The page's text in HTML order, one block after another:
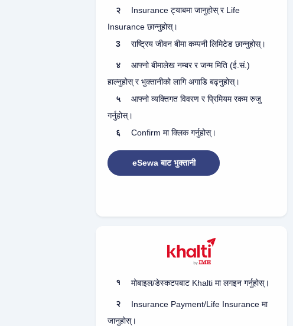
२
Insurance ट्याबमा जानुहोस् र Life
Insurance छान्नुहोस्।
3
राष्ट्रिय जीवन बीमा कम्पनी लिमिटेड छान्नुहोस्।
४
आफ्नो बीमालेख नम्बर र जन्म मिति (ई.सं.)
हाल्नुहोस् र भुक्तानीको लागि अगाडि बढ्नुहोस्।
५
आफ्नो व्यक्तिगत विवरण र प्रिमियम रकम रुजु
गर्नुहोस्।
६
Confirm मा क्लिक गर्नुहोस्।
eSewa बाट भुक्तानी
१ मोबाइल/डेस्कटपबाट Khalti मा लगइन गर्नुहोस्।
२
Insurance Payment/Life Insurance मा
जानुहोस्।